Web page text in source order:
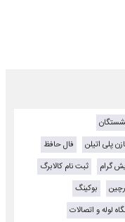
پلی اتیلن
فال حافظ
گرام
ثبت نام کالابرگ
بوکینگ
لوله و اتصالات